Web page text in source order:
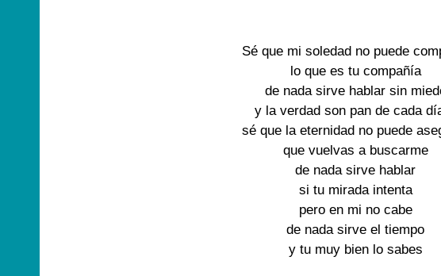
Sé que mi soledad no puede
lo que es tu compañía
de nada sirve hablar sin
y la verdad son pan de cada
sé que la eternidad no puede
que vuelvas a buscarme
de nada sirve hablar
si tu mirada intenta
pero en mi no cabe
de nada sirve el tiempo
y tu muy bien lo sabes